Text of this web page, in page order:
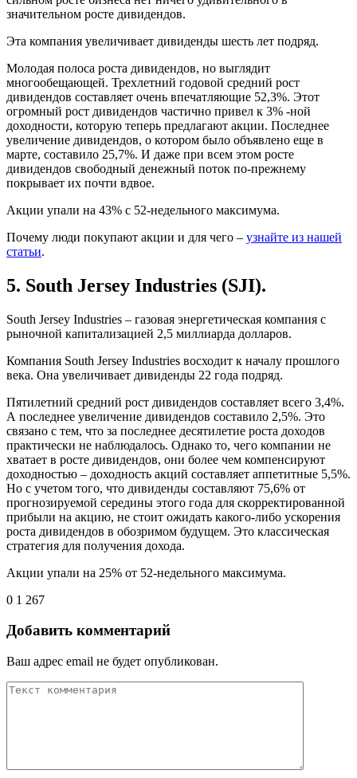
значительном росте дивидендов.
Эта компания увеличивает дивиденды шесть лет подряд.
Молодая полоса роста дивидендов, но выглядит
многообещающей. Трехлетний годовой средний рост
дивидендов составляет очень впечатляющие 52,3%. Этот
огромный рост дивидендов частично привел к 3% -ной
доходности, которую теперь предлагают акции. Последнее
увеличение дивидендов, о котором было объявлено еще в
марте, составило 25,7%. И даже при всем этом росте
дивидендов свободный денежный поток по-прежнему
покрывает их почти вдвое.
Акции упали на 43% с 52-недельного максимума.
Почему люди покупают акции и для чего – узнайте из нашей
статьи.
5. South Jersey Industries (SJI).
South Jersey Industries – газовая энергетическая компания с
рыночной капитализацией 2,5 миллиарда долларов.
Компания South Jersey Industries восходит к началу прошлого
века. Она увеличивает дивиденды 22 года подряд.
Пятилетний средний рост дивидендов составляет всего 3,4%.
А последнее увеличение дивидендов составило 2,5%. Это
связано с тем, что за последнее десятилетие роста доходов
практически не наблюдалось. Однако то, чего компании не
хватает в росте дивидендов, они более чем компенсируют
доходностью – доходность акций составляет аппетитные 5,5%.
Но с учетом того, что дивиденды составляют 75,6% от
прогнозируемой середины этого года для скорректированной
прибыли на акцию, не стоит ожидать какого-либо ускорения
роста дивидендов в обозримом будущем. Это классическая
стратегия для получения дохода.
Акции упали на 25% от 52-недельного максимума.
0 1 267
Добавить комментарий
Ваш адрес email не будет опубликован.